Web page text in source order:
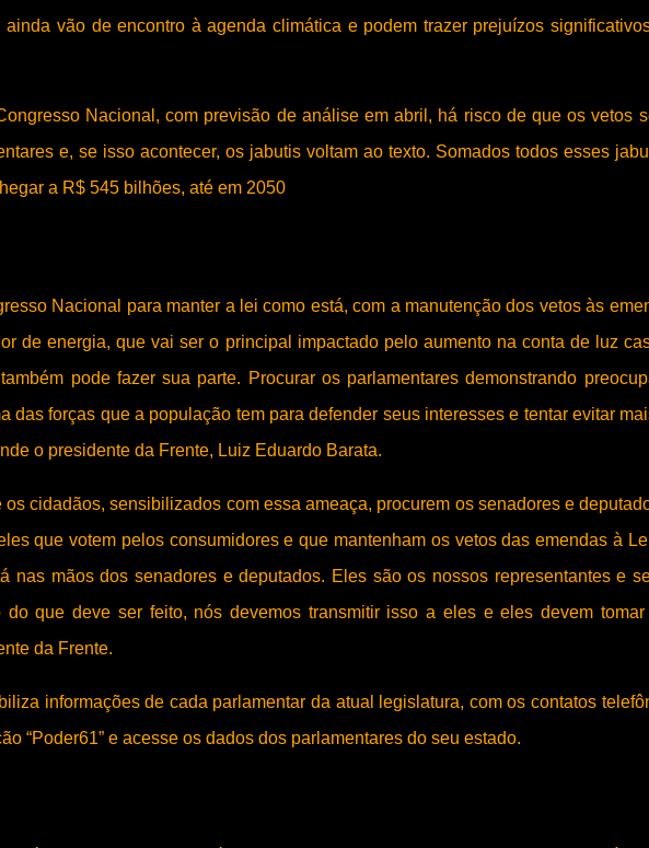
vão de encontro à agenda climática e podem trazer prejuízos
Nacional, com previsão de análise em abril, há risco de que os vetos
e, se isso acontecer, os jabutis voltam ao texto. Somados todos esses
a R$ 545 bilhões, até em 2050
Nacional para manter a lei como está, com a manutenção dos vetos às
de energia, que vai ser o principal impactado pelo aumento na conta de luz
pode fazer sua parte. Procurar os parlamentares demonstrando
das forças que a população tem para defender seus interesses e tentar evitar
o presidente da Frente, Luiz Eduardo Barata.
os cidadãos, sensibilizados com essa ameaça, procurem os senadores e
que votem pelos consumidores e que mantenham os vetos das emendas à
nas mãos dos senadores e deputados. Eles são os nossos representantes e
do que deve ser feito, nós devemos transmitir isso a eles e eles devem tomar
da Frente.
informações de cada parlamentar da atual legislatura, com os contatos
“Poder61” e acesse os dados dos parlamentares do seu estado.